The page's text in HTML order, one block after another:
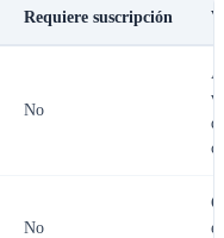
Requiere suscripción
No
No